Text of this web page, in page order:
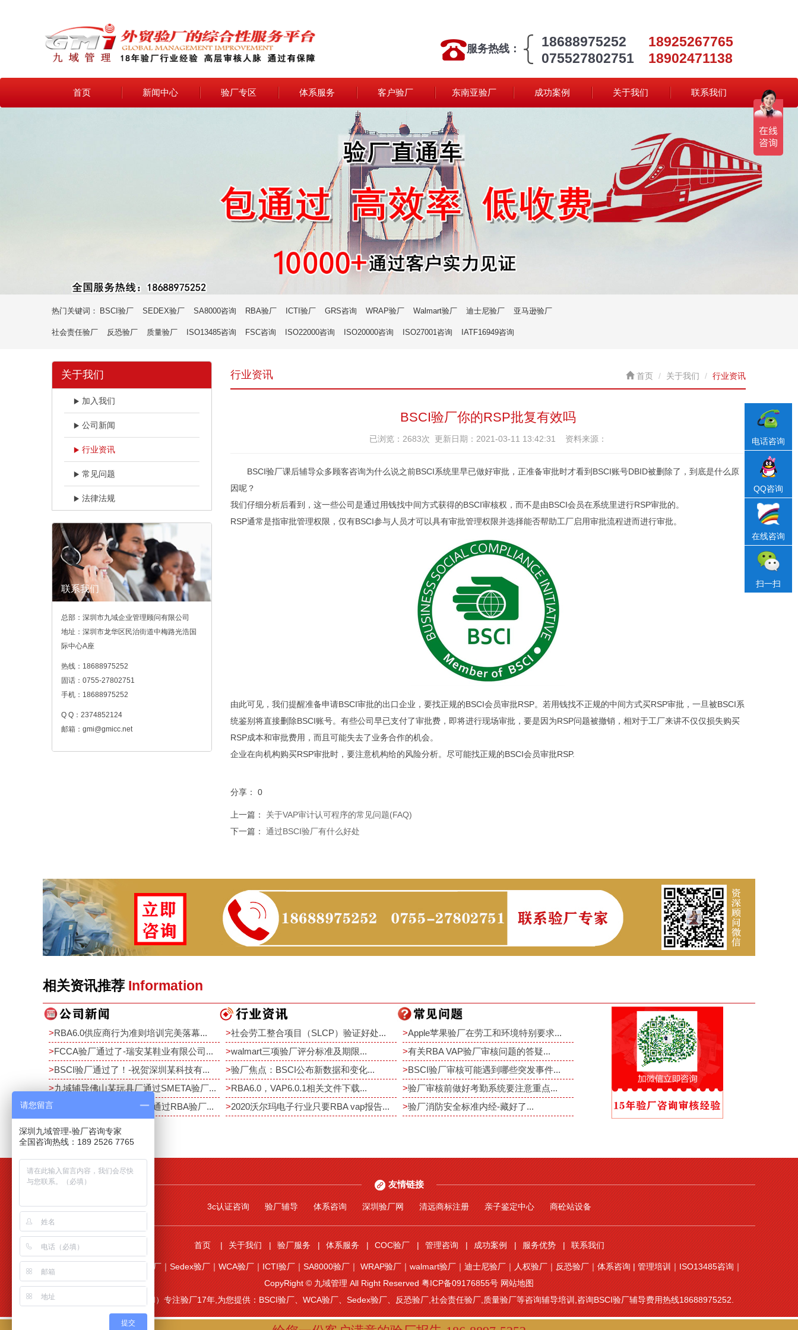
服务热线：
18688975252
075527802751
18925267765
18902471138
首页 新闻中心 验厂专区 体系服务 客户验厂 东南亚验厂 成功案例 关于我们 联系我们
热门关键词： BSCI验厂 SEDEX验厂 SA8000咨询 RBA验厂 ICTI验厂 GRS咨询 WRAP验厂 Walmart验厂 迪士尼验厂 亚马逊验厂
社会责任验厂 反恐验厂 质量验厂 ISO13485咨询 FSC咨询 ISO22000咨询 ISO20000咨询 ISO27001咨询 IATF16949咨询
关于我们
加入我们
公司新闻
行业资讯
常见问题
法律法规
联系我们
总部：深圳市九域企业管理顾问有限公司
地址：深圳市龙华区民治街道中梅路光浩国
际中心A座
热线：18688975252
固话：0755-27802751
手机：18688975252
Q Q：2374852124
邮箱：gmi@gmicc.net
行业资讯 首页 关于我们 行业资讯
BSCI验厂你的RSP批复有效吗
已浏览：2683次 更新日期：2021-03-11 13:42:31 资料来源：
BSCI验厂课后辅导众多顾客咨询为什么说之前BSCI系统里早已做好审批，正准备审批时才看到BSCI账号DBID被删除了，到底是什么原
因呢？
我们仔细分析后看到，这一些公司是通过用钱找中间方式获得的BSCI审核权，而不是由BSCI会员在系统里进行RSP审批的。
RSP通常是指审批管理权限，仅有BSCI参与人员才可以具有审批管理权限并选择能否帮助工厂启用审批流程进而进行审批。
由此可见，我们提醒准备申请BSCI审批的出口企业，要找正规的BSCI会员审批RSP。若用钱找不正规的中间方式买RSP审批，一旦被BSCI系
统鉴别将直接删除BSCI账号。有些公司早已支付了审批费，即将进行现场审批，要是因为RSP问题被撤销，相对于工厂来讲不仅仅损失购买
RSP成本和审批费用，而且可能失去了业务合作的机会。
企业在向机构购买RSP审批时，要注意机构给的风险分析。尽可能找正规的BSCI会员审批RSP.
分享： 0
上一篇：
关于VAP审计认可程序的常见问题(FAQ)
下一篇：
通过BSCI验厂有什么好处
相关资讯推荐 Information
>RBA6.0供应商行为准则培训完美落幕...
>FCCA验厂通过了-瑞安某鞋业有限公司...
>BSCI验厂通过了！-祝贺深圳某科技有...
>九域辅导佛山某玩具厂通过SMETA验厂...
>
恭祝深圳某电子厂10月中通过RBA验厂...
>社会劳工整合项目（SLCP）验证好处...
>walmart三项验厂评分标准及期限...
>验厂焦点：BSCI公布新数据和变化...
>RBA6.0，VAP6.0.1相关文件下载...
>2020沃尔玛电子行业只要RBA vap报告...
>Apple苹果验厂在劳工和环境特别要求...
>有关RBA VAP验厂审核问题的答疑...
>BSCI验厂审核可能遇到哪些突发事件...
>验厂审核前做好考勤系统要注意重点...
>验厂消防安全标准内经-藏好了...
友情链接
3c认证咨询 验厂辅导 体系咨询 深圳验厂网 清远商标注册 亲子鉴定中心 商砼站设备
首页 关于我们 验厂服务 体系服务 COC验厂 管理咨询 成功案例 服务优势 联系我们
验厂咨询 BSCI验厂｜Sedex验厂｜WCA验厂｜ICTI验厂｜SA8000验厂｜WRAP验厂｜walmart验厂｜迪士尼验厂｜人权验厂｜反恐验厂｜体系咨询|管理培训｜ISO13485咨询｜
CopyRight © 九域管理 All Right Reserved粤ICP备09176855号 网站地图
深圳九域企业管理（GMI）专注验厂17年,为您提供：BSCI验厂、WCA验厂、Sedex验厂、反恐验厂,社会责任验厂,质量验厂等咨询辅导培训,咨询BSCI验厂辅导费用热线18688975252.
电话咨询
QQ咨询
在线咨询
扫一扫
请您留言
深圳九域管理-验厂咨询专家
全国咨询热线：189 2526 7765
提交